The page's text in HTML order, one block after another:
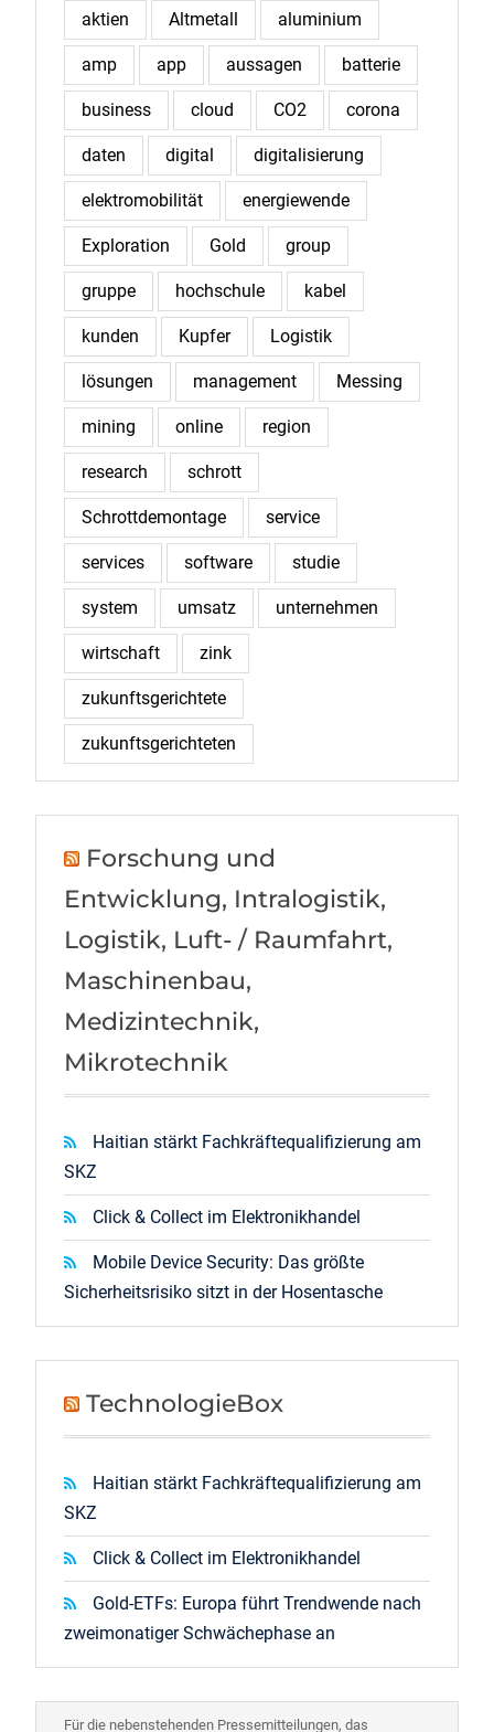
aktien Altmetall aluminium
amp app aussagen batterie
business cloud CO2 corona
daten digital digitalisierung
elektromobilität energiewende
Exploration Gold group
gruppe hochschule kabel
kunden Kupfer Logistik
lösungen management Messing
mining online region
research schrott
Schrottdemontage service
services software studie
system umsatz unternehmen
wirtschaft zink
zukunftsgerichtete
zukunftsgerichteten
Forschung und
Entwicklung, Intralogistik,
Logistik, Luft- / Raumfahrt,
Maschinenbau,
Medizintechnik,
Mikrotechnik
Haitian stärkt Fachkräftequalifizierung am
SKZ
Click & Collect im Elektronikhandel
Mobile Device Security: Das größte
Sicherheitsrisiko sitzt in der Hosentasche
TechnologieBox
Haitian stärkt Fachkräftequalifizierung am
SKZ
Click & Collect im Elektronikhandel
Gold-ETFs: Europa führt Trendwende nach
zweimonatiger Schwächephase an
Für die nebenstehenden Pressemitteilungen, das